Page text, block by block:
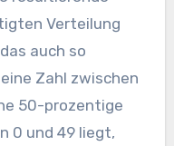
Verteilung
auch so
Zahl zwischen
50-prozentige
0 und 49 liegt,